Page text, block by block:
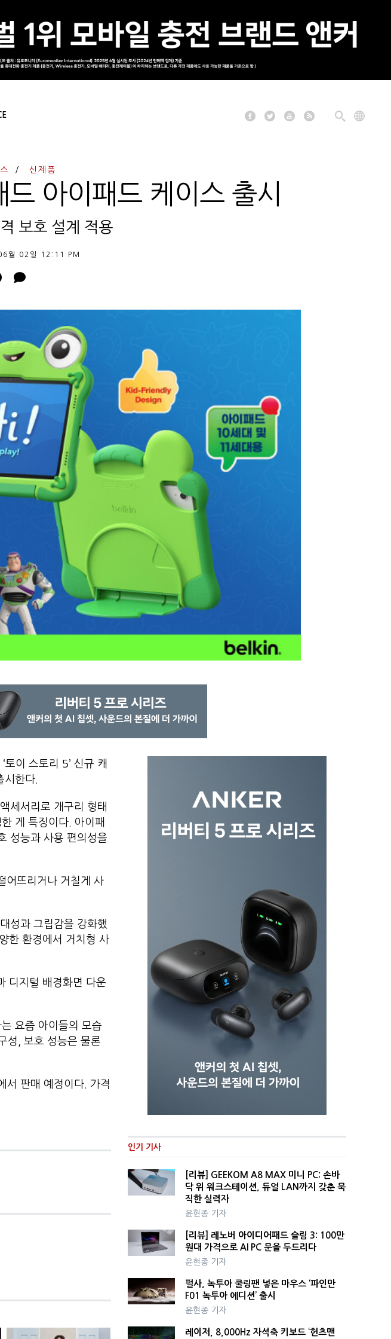
신제품
드 아이패드 케이스 출시
보호 설계 적용
월 02일 12:11 PM
이 스토리 5’ 신규 캐
출시한다.
세서리로 개구리 형태
게 특징이다. 아이패
성능과 사용 편의성을
어뜨리거나 거칠게 사
성과 그립감을 강화했
한 환경에서 거치형 사
디지털 배경화면 다운
요즘 아이들의 모습
성, 보호 성능은 물론
서 판매 예정이다. 가격
인기 기사
[리뷰] GEEKOM A8 MAX 미니 PC: 손바
닥 위 워크스테이션, 듀얼 LAN까지 갖춘 묵
직한 실력자
윤현종 기자
[리뷰] 레노버 아이디어패드 슬림 3: 100만
원대 가격으로 AI PC 문을 두드리다
윤현종 기자
펄사, 녹투아 쿨링팬 넣은 마우스 ‘파인만
F01 녹투아 에디션’ 출시
윤현종 기자
레이저, 8,000Hz 자석축 키보드 ‘헌츠맨